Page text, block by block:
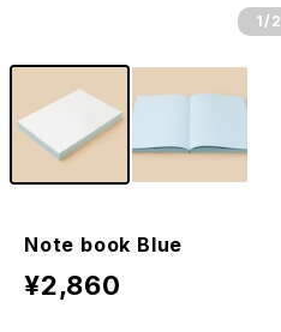
1 /2
Note book Blue
¥2,860